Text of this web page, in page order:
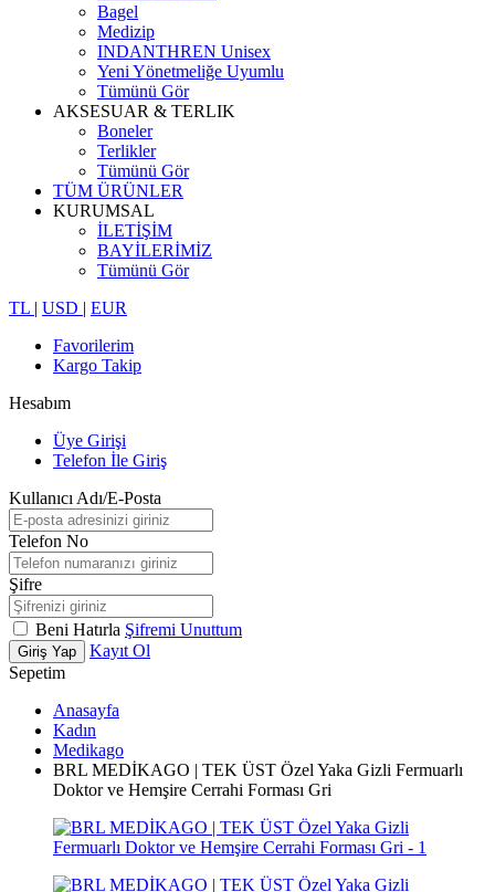
Bagel
Medizip
INDANTHREN Unisex
Yeni Yönetmeliğe Uyumlu
Tümünü Gör
AKSESUAR & TERLIK
Boneler
Terlikler
Tümünü Gör
TÜM ÜRÜNLER
KURUMSAL
İLETİŞİM
BAYİLERİMİZ
Tümünü Gör
TL | USD | EUR
Favorilerim
Kargo Takip
Hesabım
Üye Girişi
Telefon İle Giriş
Kullanıcı Adı/E-Posta
Telefon No
Şifre
Beni Hatırla Şifremi Unuttum
Giriş Yap
Kayıt Ol
Sepetim
Anasayfa
Kadın
Medikago
BRL MEDİKAGO | TEK ÜST Özel Yaka Gizli Fermuarlı
Doktor ve Hemşire Cerrahi Forması Gri